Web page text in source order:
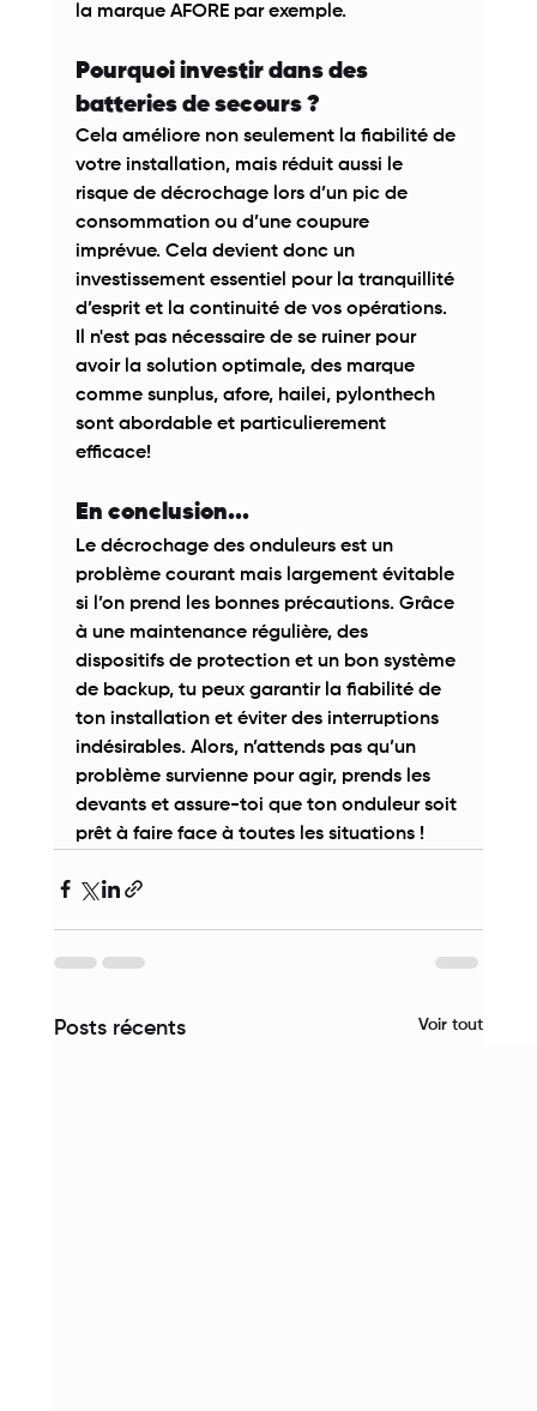
la marque AFORE par exemple.
Pourquoi investir dans des
batteries de secours ?
Cela améliore non seulement la fiabilité de
votre installation, mais réduit aussi le
risque de décrochage lors d’un pic de
consommation ou d’une coupure
imprévue. Cela devient donc un
investissement essentiel pour la tranquillité
d’esprit et la continuité de vos opérations.
Il n'est pas nécessaire de se ruiner pour
avoir la solution optimale, des marque
comme sunplus, afore, hailei, pylonthech
sont abordable et particulierement
efficace!
En conclusion...
Le décrochage des onduleurs est un
problème courant mais largement évitable
si l’on prend les bonnes précautions. Grâce
à une maintenance régulière, des
dispositifs de protection et un bon système
de backup, tu peux garantir la fiabilité de
ton installation et éviter des interruptions
indésirables. Alors, n’attends pas qu’un
problème survienne pour agir, prends les
devants et assure-toi que ton onduleur soit
prêt à faire face à toutes les situations !
Posts récents Voir tout